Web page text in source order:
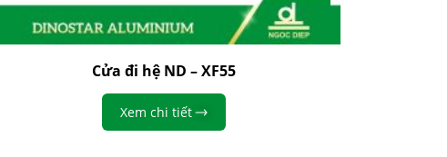
Cửa đi hệ ND – XF55
Xem chi tiết